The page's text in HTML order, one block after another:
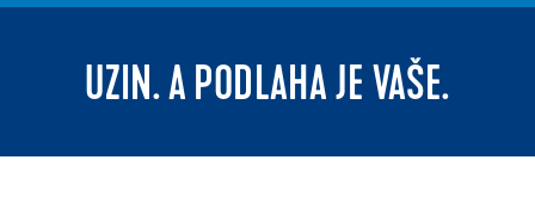
UZIN. A PODLAHA JE VAŠE.